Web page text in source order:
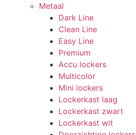
Metaal
Dark Line
Clean Line
Easy Line
Premium
Accu lockers
Multicolor
Mini lockers
Lockerkast laag
Lockerkast zwart
Lockerkast wit